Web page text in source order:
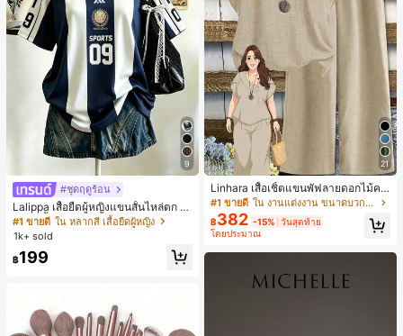
9
#ชุดฤดูร้อน
Lalippa เสื้อยืดผู้หญิงแขนสั้นไหล่ตก ค
อวีปกเสื้อ ลายพิมพ์ดิจิทัลลายทาง สไตล์
สปอร์ตแฟชั่นมินิมอล ของขวัญสำหรับเ
พื่อน
#1 ขายดี ใน หลากสี เสื้อยืดผู้หญิง
1k+ sold
฿199
21
Linhara เสื้อเชิ้ตแขนพัฟลายดอกไม้คอ
ปกไม่สมมาตรสำหรับผู้หญิงไซส์ใหญ่ +
กางเกงลำลองทรงหลวมเอวยางยืด 2 ชิ้
น สำหรับฤดูใบไม้ผลิ/ฤดูร้อน
#1 ขายดี ใน งานแต่งงาน ขนาดบวก Co-Ords
฿382 -15% วันสุดท้าย
โดยประมาณ